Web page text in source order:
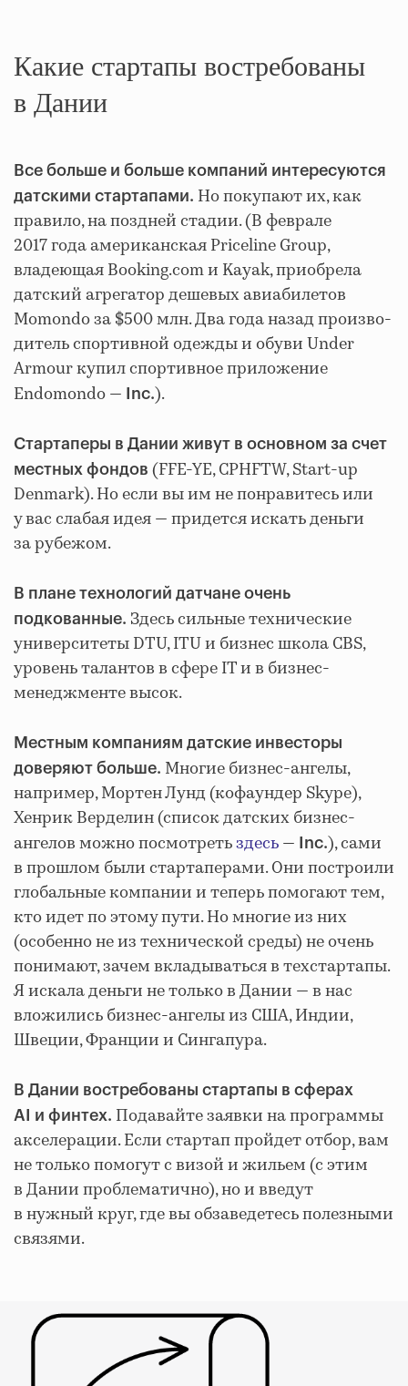
Какие стартапы востребованы
в Дании
Все больше и больше компаний интересуются
датскими стартапами. Но покупают их, как
правило, на поздней стадии. (В феврале
2017 года американская Priceline Group,
владеющая Booking.com и Kayak, приобрела
датский агрегатор дешевых авиабилетов
Momondo за $500 млн. Два года назад про­из­во­
ди­те­ль спор­тив­ной одеж­ды и обуви Under
Armour купил спортивное приложение
Endomondo —
Inc.).
Стартаперы в Дании живут в основном за счет
местных фондов (FFE-YE, CPHFTW, Start-up
Denmark). Но если вы им не понравитесь или
у вас слабая идея — придется искать деньги
за рубежом.
В плане технологий датчане очень
подкованные. Здесь сильные технические
университеты DTU, ITU и бизнес школа CBS,
уровень талантов в сфере IT и в бизнес-
менеджменте высок.
Местным компаниям датские инвесторы
доверяют больше. Многие бизнес-ангелы,
например, Мортен Лунд (кофаундер Skype),
Хенрик Верделин (список датских бизнес-
ангелов можно посмотретьздесь— Inc.), сами
в прошлом были стартаперами. Они построили
глобальные компании и теперь помогают тем,
кто идет по этому пути. Но многие из них
(особенно не из технической среды) не очень
понимают, зачем вкладываться в техстартапы.
Я искала деньги не только в Дании — в нас
вложились бизнес-ангелы из США, Индии,
Швеции, Франции и Сингапура.
В Дании востребованы стартапы в сферах
AI и финтех. Подавайте заявки на программы
акселерации. Если стартап пройдет отбор, вам
не только помогут с визой и жильем (с этим
в Дании проблематично), но и введут
в нужный круг, где вы обзаведетесь полезными
связями.